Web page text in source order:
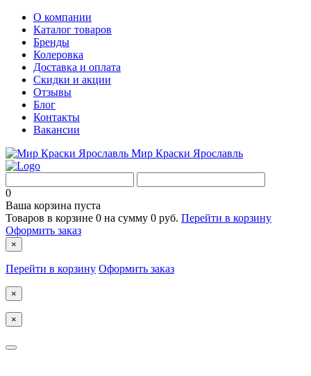
О компании
Каталог товаров
Бренды
Колеровка
Доставка и оплата
Скидки и акции
Отзывы
Блог
Контакты
Вакансии
Мир Краски Ярославль
0
Ваша корзина пуста
Товаров в корзине 0 на сумму 0 руб. Перейти в корзину
Оформить заказ
×
Перейти в корзину Оформить заказ
×
×